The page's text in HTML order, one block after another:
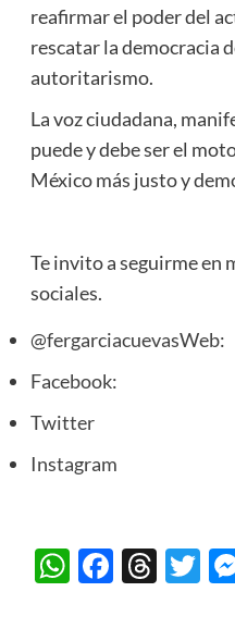
reafirmar el poder del
rescatar la democracia
autoritarismo.
La voz ciudadana,
puede y debe ser el
México más justo y
Te invito a seguirme en
sociales.
@fergarciacuevasWeb:
Facebook:
Twitter
Instagram
WhatsApp